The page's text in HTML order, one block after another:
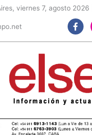
viernes 7, agosto 2026 |
F
a
o
-